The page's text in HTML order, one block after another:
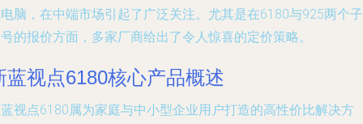
脑，在中端市场引起了广泛关注。尤其是在6180与925两个子
的报价方面，多家厂商给出了令人惊喜的定价策略。
蓝视点6180核心产品概述
视点6180属为家庭与中小型企业用户打造的高性价比解决方